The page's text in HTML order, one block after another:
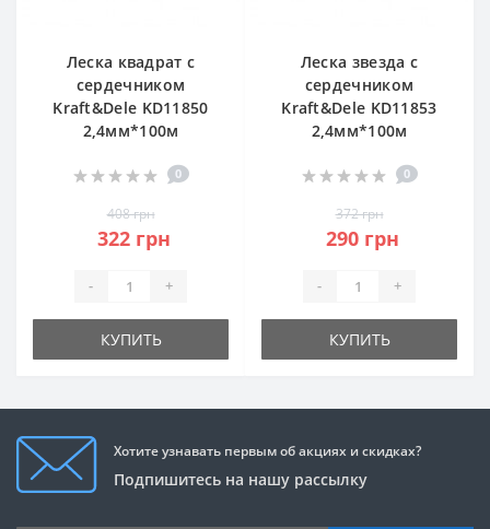
Леска квадрат с
сердечником
Kraft&Dele KD11850
2,4мм*100м
0
408 грн
322 грн
- +
КУПИТЬ
Леска звезда с
сердечником
Kraft&Dele KD11853
2,4мм*100м
0
372 грн
290 грн
- +
КУПИТЬ
Хотите узнавать первым об акциях и скидках?
Подпишитесь на нашу рассылку